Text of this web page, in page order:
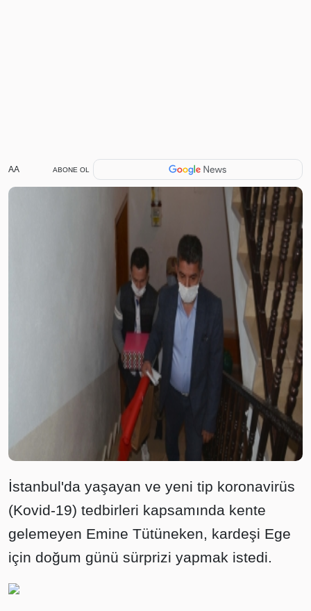
AA ABONE OL
İstanbul'da yaşayan ve yeni tip koronavirüs
(Kovid-19) tedbirleri kapsamında kente
gelemeyen Emine Tütüneken, kardeşi Ege
için doğum günü sürprizi yapmak istedi.